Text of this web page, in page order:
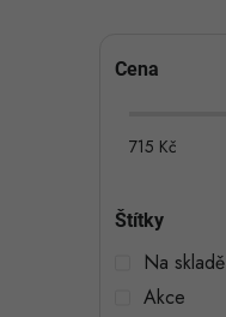
PCena
715 Kč
Štítky
Na skladě
Akce